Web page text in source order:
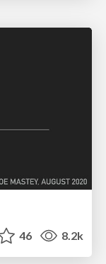
46 8.2k